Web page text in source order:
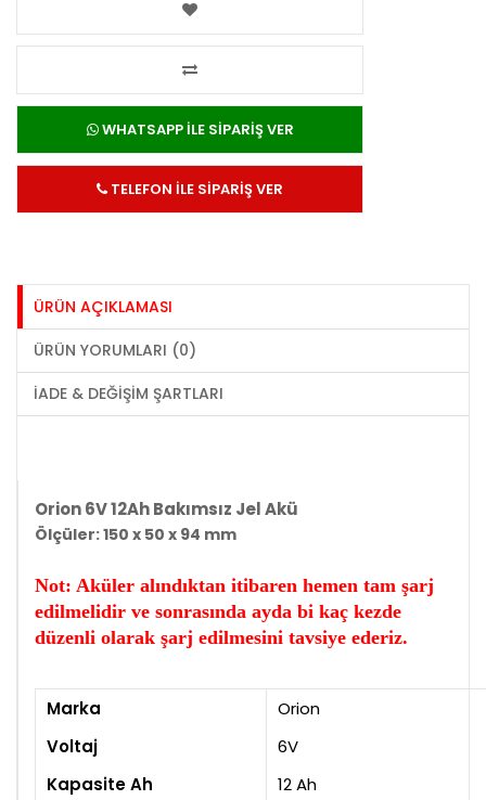
WHATSAPP İLE SİPARİŞ VER
TELEFON İLE SİPARİŞ VER
ÜRÜN AÇIKLAMASI
ÜRÜN YORUMLARI (0)
İADE & DEĞIŞIM ŞARTLARI
Orion 6V 12Ah Bakımsız Jel Akü
Ölçüler: 150 x 50 x 94 mm
Not: Aküler alındıktan itibaren hemen tam şarj
edilmelidir ve sonrasında ayda bi kaç kezde
düzenli olarak şarj edilmesini tavsiye ederiz.
Marka
Orion
Voltaj
6V
Kapasite Ah
12 Ah